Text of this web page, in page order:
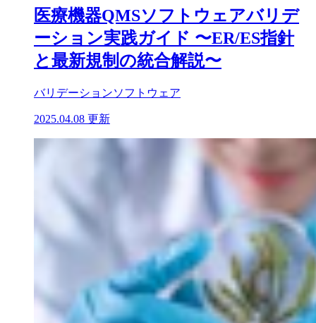
医療機器QMSソフトウェアバリデ
ーション実践ガイド 〜ER/ES指針
と最新規制の統合解説〜
バリデーションソフトウェア
2025.04.08 更新